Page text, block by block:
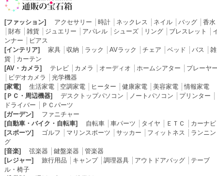
[ファッション] アクセサリー 時計 ネックレス ネイル │バッグ │香水
財布 │雑貨 ジュエリー アパレル シューズ リング ブレスレット
ンナー
ピアス
[インテリア]
家具 収納 ラック │AVラック │チェア │ベッド │バス │雑
貨
カーテン
[AV・カメラ]
テレビ カメラ オーディオ │ホームシアター
プレーヤ
ビデオカメラ │光学機器
[家電]
生活家電 空調家電 ヒーター │健康家電 美容家電 │情報家電
[ＰＣ・周辺機器]
デスクトップパソコン ノートパソコン プリンター
ドライバー
ＰＣパーツ
[ガーデン]
ファニチャー
[自動車・バイク・自転車]
自転車 │車パーツ タイヤ ＥＴＣ
カーナビ
[スポーツ]
ゴルフ マリンスポーツ │サッカー フィットネス
ランニン
グ
[音楽]
弦楽器 │鍵盤楽器 │管楽器
[レジャー]
旅行用品 キャンプ│調理器具 アウトドアバッグ
テーブ
ル・椅子